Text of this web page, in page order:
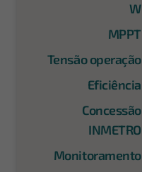
W
MPPT
Tensão operação
Eficiência
Concessão
INMETRO
Monitoramento